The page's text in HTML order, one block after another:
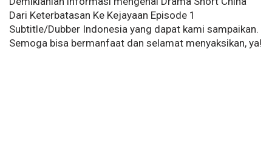
Dari Keterbatasan Ke Kejayaan Episode 1
Subtitle/Dubber Indonesia yang dapat kami sampaikan.
Semoga bisa bermanfaat dan selamat menyaksikan, ya!